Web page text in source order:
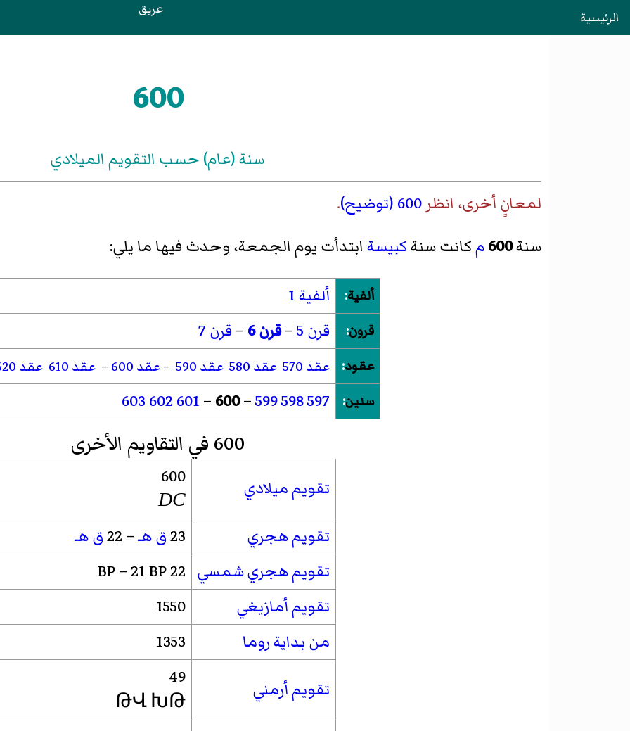
الرئيسية عريق
600
سنة (عام) حسب التقويم الميلادي
لمعانٍ أخرى، انظر600 (توضيح)
.
سنة600مكانت سنةكبيسة ابتدأت يوم الجمعة، وحدث فيها ما يلي:
ألفية: ألفية 1
قرون: قرن 5 –قرن 6 – قرن 7
عقود: عقد 570 عقد 580 عقد 590 –عقد 600 –عقد 610
عقد 620
سنين:
597
598
599
–
600
–
601
602
603
600 في التقاويم الأخرى
تقويم ميلادي
600
DC
تقويم هجري 23ق هـ– 22
ق هـ
تقويم هجري شمسي 22 BP – 21 BP
تقويم أمازيغي
1550
من بداية روما
1353
تقويم أرمني
49
ԹՎ ԽԹ